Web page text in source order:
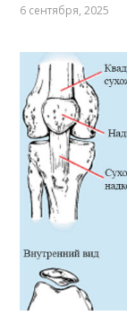
6 сентября, 2025